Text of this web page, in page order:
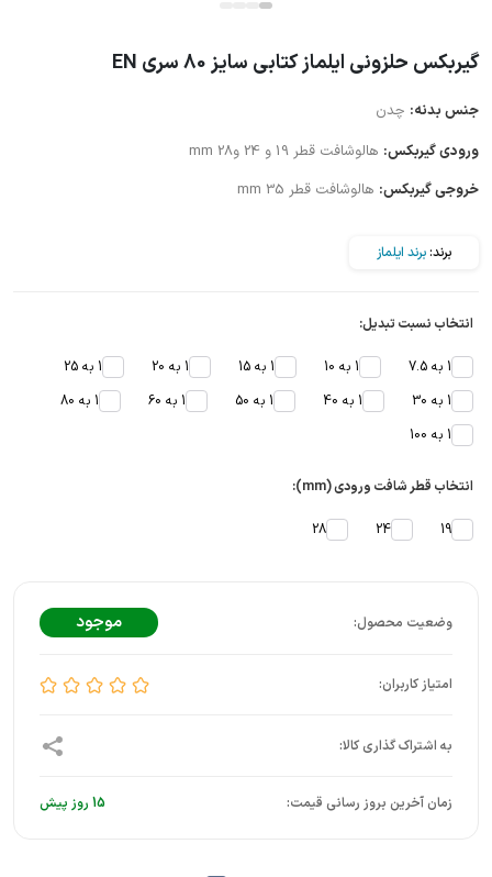
گیربکس حلزونی ایلماز کتابی سایز 80 سری EN
جنس بدنه: چدن
ورودی گیربکس: هالوشافت قطر 19 و 24 و28 mm
خروجی گیربکس: هالوشافت قطر 35 mm
برند:برند ایلماز
انتخاب نسبت تبدیل:
1 به 7.5 1 به 10 1 به 15 1 به 20
1 به 25
1 به 30
1 به 40 1 به 50 1 به 60
1 به 80
1 به 100
انتخاب قطر شافت ورودی (mm):
19
24
28
موجود
زمان آخرین بروز رسانی قیمت: 15 روز پیش